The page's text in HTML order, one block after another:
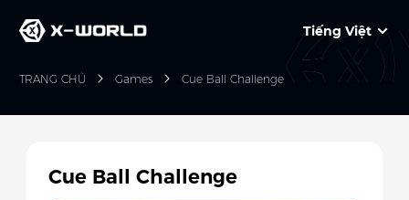
Tiếng Việt
TRANG CHỦ Games Cue Ball Challenge
Cue Ball Challenge